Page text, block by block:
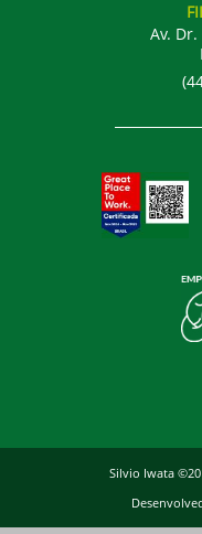
Av. Dr.
Silvio Iwata